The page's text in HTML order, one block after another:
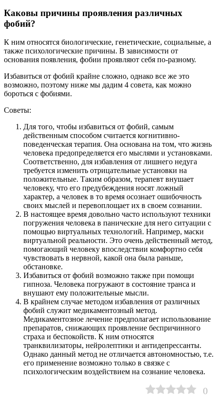
Каковы причины проявления различных
фобий?
К ним относятся биологические, генетические, социальные, а
также психологические причины. В зависимости от
основания появления, фобии проявляют себя по-разному.
Избавиться от фобий крайне сложно, однако все же это
возможно, поэтому ниже мы дадим 4 совета, как можно
бороться с фобиями.
Советы:
Для того, чтобы избавиться от фобий, самым
действенным способом считается когнитивно-
поведенческая терапия. Она основана на том, что жизнь
человека предопределяется его мыслями и установками.
Соответственно, для избавления от лишнего недуга
требуется изменить отрицательные установки на
положительные. Таким образом, терапевт внушает
человеку, что его предубеждения носят ложный
характер, а человек в то время осознает ошибочность
своих мыслей и перевоплощает их в своем сознании.
В настоящее время довольно часто используют техники
погружения человека в панические для него ситуации с
помощью виртуальных технологий. Например, маски
виртуальной реальности. Это очень действенный метод,
помогающий человеку впоследствии комфортно себя
чувствовать в нервной, какой она была раньше,
обстановке.
Избавиться от фобий возможно также при помощи
гипноза. Человека погружают в состояние транса и
внушают ему положительные мысли.
В крайнем случае методом избавления от различных
фобий служит медикаментозный метод.
Медикаментозное лечение предполагает использование
препаратов, снижающих проявление беспричинного
страха и беспокойств. К ним относятся
транквилизаторы, нейролептики и антидепрессанты.
Однако данный метод не отличается автономностью, т.е.
его применение возможно только в связке с
психологическим воздействием на сознание человека.
0